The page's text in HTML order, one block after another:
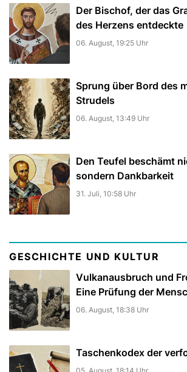
Der Bischof, der das
des Herzens entdeckte
06. August, 19:25 Uhr
Sprung über Bord des
Strudels
06. August, 13:49 Uhr
Den Teufel beschämt
sondern Dankbarkeit
31. Juli, 10:58 Uhr
GESCHICHTE UND KULTUR
Vulkanausbruch und
Eine Prüfung der
06. August, 18:38 Uhr
Taschenkodex der